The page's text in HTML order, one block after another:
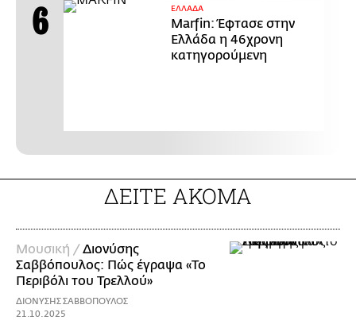
ΕΛΛΑΔΑ
Marfin: Έφτασε στην
Ελλάδα η 46χρονη
κατηγορούμενη
ΔΕΙΤΕ ΑΚΟΜΑ
Μουσική /Διονύσης
Σαββόπουλος: Πώς έγραψα «Το
Περιβόλι του Τρελλού»
ΔΙΟΝΥΣΗΣ ΣΑΒΒΟΠΟΥΛΟΣ
21.10.2025